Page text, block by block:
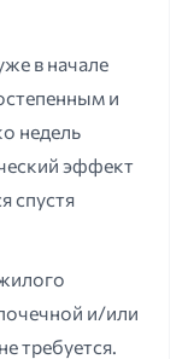
в начале
и
недель
эффект
спустя
и/или
требуется.